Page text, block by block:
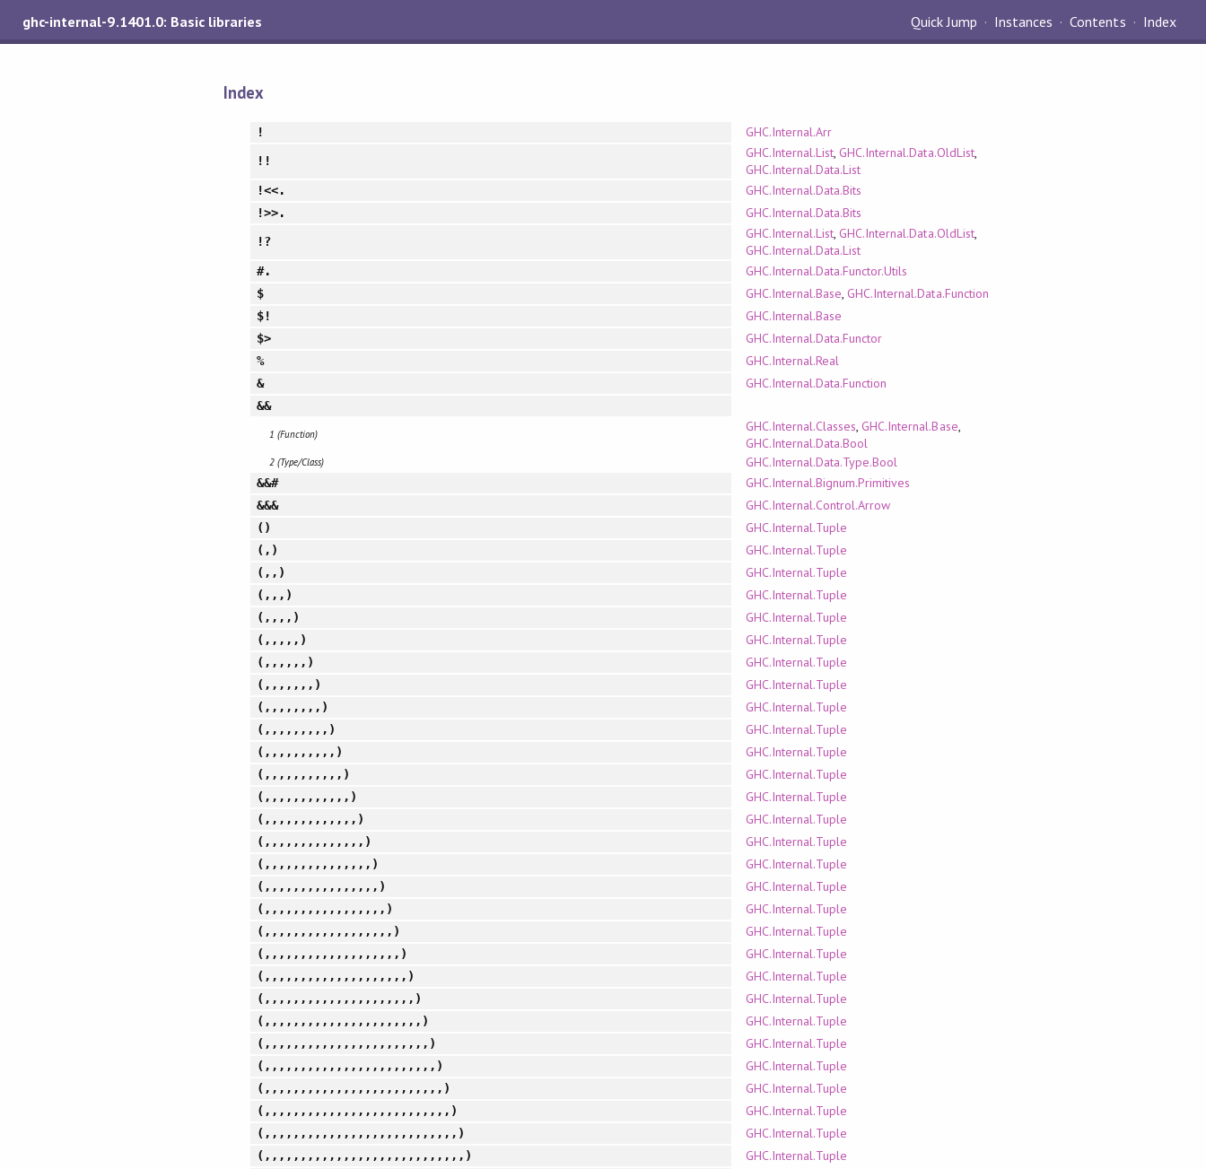
ghc-internal-9.1401.0: Basic libraries Quick Jump Instances Contents Index
Index
! GHC.Internal.Arr
!! GHC.Internal.List,GHC.Internal.Data.OldList,
GHC.Internal.Data.List
!<<. GHC.Internal.Data.Bits
!>>. GHC.Internal.Data.Bits
!? GHC.Internal.List,GHC.Internal.Data.OldList,
GHC.Internal.Data.List
#. GHC.Internal.Data.Functor.Utils
$ GHC.Internal.Base,GHC.Internal.Data.Function
$! GHC.Internal.Base
$> GHC.Internal.Data.Functor
% GHC.Internal.Real
& GHC.Internal.Data.Function
&&
1 (Function) GHC.Internal.Classes,GHC.Internal.Base,
GHC.Internal.Data.Bool
2 (Type/Class) GHC.Internal.Data.Type.Bool
&&# GHC.Internal.Bignum.Primitives
&&& GHC.Internal.Control.Arrow
() GHC.Internal.Tuple
(,) GHC.Internal.Tuple
(,,) GHC.Internal.Tuple
(,,,) GHC.Internal.Tuple
(,,,,) GHC.Internal.Tuple
(,,,,,) GHC.Internal.Tuple
(,,,,,,) GHC.Internal.Tuple
(,,,,,,,) GHC.Internal.Tuple
(,,,,,,,,) GHC.Internal.Tuple
(,,,,,,,,,) GHC.Internal.Tuple
(,,,,,,,,,,) GHC.Internal.Tuple
(,,,,,,,,,,,) GHC.Internal.Tuple
(,,,,,,,,,,,,) GHC.Internal.Tuple
(,,,,,,,,,,,,,) GHC.Internal.Tuple
(,,,,,,,,,,,,,,) GHC.Internal.Tuple
(,,,,,,,,,,,,,,,) GHC.Internal.Tuple
(,,,,,,,,,,,,,,,,) GHC.Internal.Tuple
(,,,,,,,,,,,,,,,,,) GHC.Internal.Tuple
(,,,,,,,,,,,,,,,,,,) GHC.Internal.Tuple
(,,,,,,,,,,,,,,,,,,,) GHC.Internal.Tuple
(,,,,,,,,,,,,,,,,,,,,) GHC.Internal.Tuple
(,,,,,,,,,,,,,,,,,,,,,) GHC.Internal.Tuple
(,,,,,,,,,,,,,,,,,,,,,,) GHC.Internal.Tuple
(,,,,,,,,,,,,,,,,,,,,,,,) GHC.Internal.Tuple
(,,,,,,,,,,,,,,,,,,,,,,,,) GHC.Internal.Tuple
(,,,,,,,,,,,,,,,,,,,,,,,,,) GHC.Internal.Tuple
(,,,,,,,,,,,,,,,,,,,,,,,,,,) GHC.Internal.Tuple
(,,,,,,,,,,,,,,,,,,,,,,,,,,,) GHC.Internal.Tuple
(,,,,,,,,,,,,,,,,,,,,,,,,,,,,) GHC.Internal.Tuple